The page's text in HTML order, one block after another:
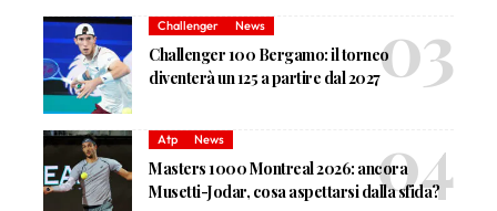
Challenger News
Challenger 100 Bergamo: il torneo
diventerà un 125 a partire dal 2027
Atp News
Masters 1000 Montreal 2026: ancora
Musetti-Jodar, cosa aspettarsi dalla sfida?